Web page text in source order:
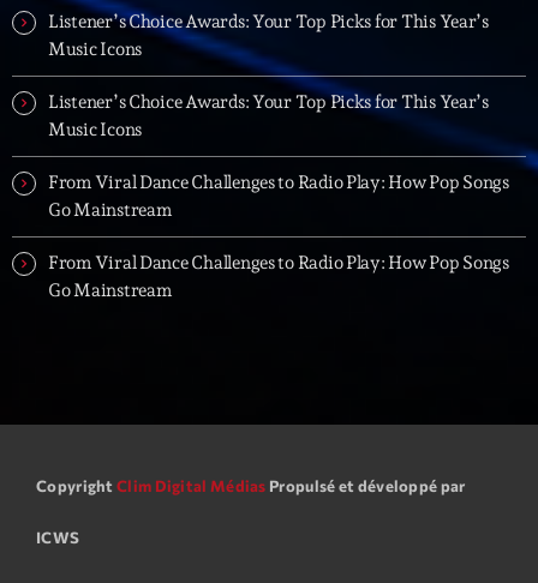
Listener’s Choice Awards: Your Top Picks for This Year’s
Music Icons
Listener’s Choice Awards: Your Top Picks for This Year’s
Music Icons
From Viral Dance Challenges to Radio Play: How Pop Songs
Go Mainstream
From Viral Dance Challenges to Radio Play: How Pop Songs
Go Mainstream
Copyright Clim Digital Médias Propulsé et développé par
ICWS